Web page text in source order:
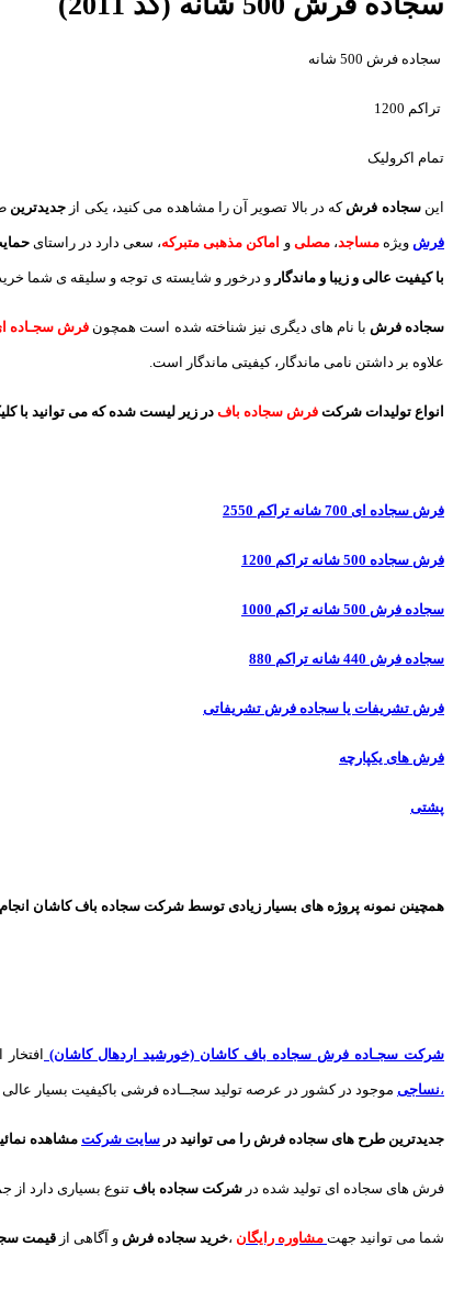
سجاده فرش 500 شانه
تراکم 1200
تمام اکرولیک
اینسجاده فرش که در بالا تصویر آن را مشاهده می کنید، یکی از جدیدترین
فرش ویژهمساجد،مصلی و اماکن مذهبی متبرکه، سعی دارد در راستای
با کیفیت عالی و زیبا و ماندگار و درخور و شایسته ی توجه و سلیقه ی شما
سجاده فرش با نام های دیگری نیز شناخته شده است همچون فرش سجـاده
علاوه بر داشتن نامی ماندگار، کیفیتی ماندگار است.
انواع تولیدات شرکت فرش سجاده باف در زیر لیست شده که می توانید با
فرش سجاده ای 700 شانه تراکم 2550
فرش سجاده 500 شانه تراکم 1200
سجاده فرش 500 شانه تراکم 1000
سجاده فرش 440 شانه تراکم 880
فرش تشریفات یا سجاده فرش تشریفاتی
فرش های یکپارچه
پشتی
همچینن نمونه پروژه های بسیار زیادی توسط شرکت سجاده باف کاشان
شرکت سجـاده فرش سجاده باف کاشان (خورشید اردهال کاشان)
نساجی، موجود در کشور در عرصه تولید سجــاده فرشی باکیفیت بسیار عالی
جدیدترین طرح های سجاده فرش را می توانید در سایت شرکت مشاهده
فرش های سجاده ای تولید شده در شرکت سجاده بافتنوع بسیاری دارد از
شما می توانید جهت مشاوره رایگان ،خرید سجاده فرش و آگاهی از قیمت